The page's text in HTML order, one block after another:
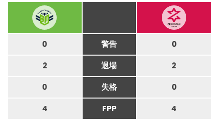
0 警告 0
2 退場 2
0 失格 0
4 FPP 4